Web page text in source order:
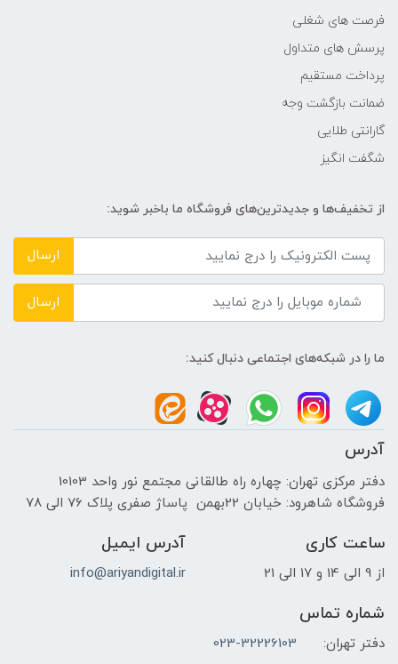
حافظه دستگاه
---
نوع حافظه داخلی
SSD
سازنده پردازنده گرافیکی
NVIDIA
فرصت های شغلی
پرسش های متداول
پرداخت مستقیم
ضمانت بازگشت وجه
گارانتی طلایی
شگفت انگیز
از تخفیف‌ها و جدیدترین‌های فروشگاه ما باخبر شوید:
ارسال
ارسال
ما را در شبکه‌های اجتماعی دنبال کنید:
آدرس
دفتر مرکزی تهران: چهاره راه طالقانی مجتمع نور واحد 10103
فروشگاه شاهرود: خیابان 22بهمن پاساژ صفری پلاک 76 الی 78
ساعت کاری
از 9 الی 14 و 17 الی 21
آدرس ایمیل
info@ariyandigital.ir
شماره تماس
دفتر تهران: 023-32226103